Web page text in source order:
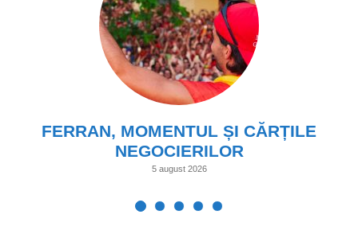
FERRAN, MOMENTUL ȘI CĂRȚILE
NEGOCIERILOR
5 august 2026